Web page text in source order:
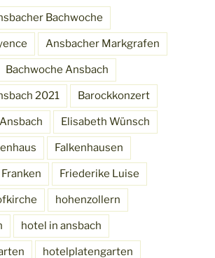
Bachwoche
Ansbacher Markgrafen
Bachwoche Ansbach
2021 Barockkonzert
Elisabeth Wünsch
Falkenhausen
Franken Friederike Luise
hohenzollern
hotel in ansbach
hotelplatengarten